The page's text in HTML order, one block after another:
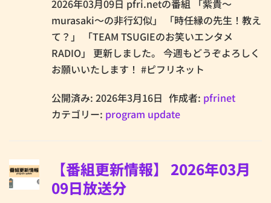
2026年03月09日 pfri.netの番組 「紫貴～
murasaki～の非行幻似」 「時任縁の先生！教え
て？」 「TEAM TSUGIEのお笑いエンタメ
RADIO」 更新しました。 今週もどうぞよろしく
お願いいたします！ #ピフリネット
公開済み: 2026年3月16日 作成者: pfrinet
カテゴリー: program update
【番組更新情報】 2026年03月
09日放送分